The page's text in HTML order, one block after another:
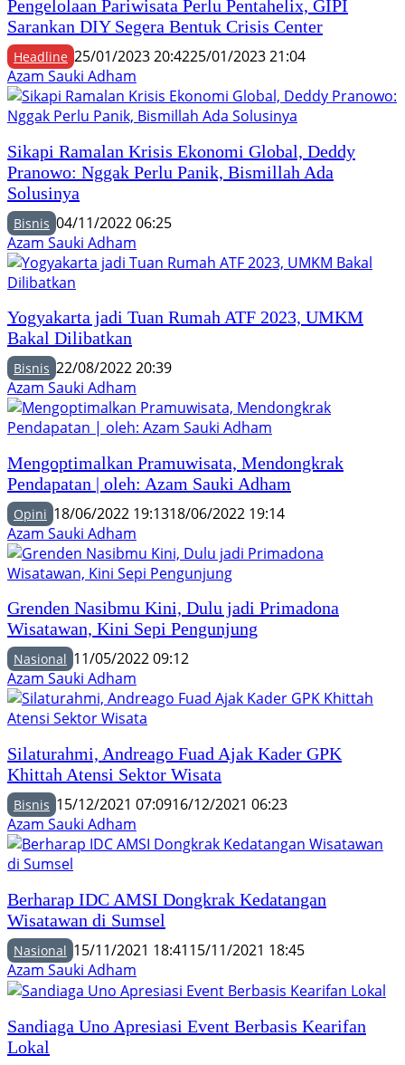
Pengelolaan Pariwisata Perlu Pentahelix, GIPI
Sarankan DIY Segera Bentuk Crisis Center
Headline 25/01/2023 20:4225/01/2023 21:04
Azam Sauki Adham
Sikapi Ramalan Krisis Ekonomi Global, Deddy
Pranowo: Nggak Perlu Panik, Bismillah Ada
Solusinya
Bisnis 04/11/2022 06:25
Azam Sauki Adham
Yogyakarta jadi Tuan Rumah ATF 2023, UMKM
Bakal Dilibatkan
Bisnis 22/08/2022 20:39
Azam Sauki Adham
Mengoptimalkan Pramuwisata, Mendongkrak
Pendapatan | oleh: Azam Sauki Adham
Opini 18/06/2022 19:1318/06/2022 19:14
Azam Sauki Adham
Grenden Nasibmu Kini, Dulu jadi Primadona
Wisatawan, Kini Sepi Pengunjung
Nasional 11/05/2022 09:12
Azam Sauki Adham
Silaturahmi, Andreago Fuad Ajak Kader GPK
Khittah Atensi Sektor Wisata
Bisnis 15/12/2021 07:0916/12/2021 06:23
Azam Sauki Adham
Berharap IDC AMSI Dongkrak Kedatangan
Wisatawan di Sumsel
Nasional 15/11/2021 18:4115/11/2021 18:45
Azam Sauki Adham
Sandiaga Uno Apresiasi Event Berbasis Kearifan
Lokal